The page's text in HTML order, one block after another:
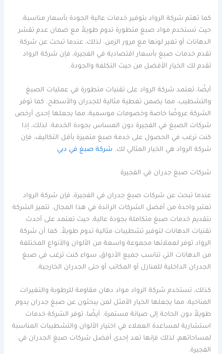
كما تهتم شركة الرواد بتوفير خدمات عالية الجودة بأسعار مناسبة،
حيث تستخدم مواد صبغ متطورة تدوم طويلاً مع ضمان عدم تقشر
الدهانات أو تغير لونها مع مرور الزمن. لذلك، عندما تبحث عن شركة
تقدم خدمات صبغ بأسعار اقتصادية في الفجيرة، فإن شركة الرواد
تقدم لك الخيار الأفضل من حيث التكلفة والجودة.
أيضًا، تعتمد شركة الرواد على تقنيات متطورة في عمليات الصبغ
والتشطيب، مما يضمن تغطية مثالية للجدران والأسطح. كما توفر
الشركة عروضًا خاصة وخصومات موسمية، مما يجعلها إحدى أرخص
شركات الصبغ في الفجيرة دون المساس بجودة الخدمة. لذلك، إذا
كنت ترغب في الحصول على خدمة صبغ متميزة بأقل التكاليف، فإن
شركة الرواد هي الخيار المثالي لك. شركة صبغ في دبي
شركات صبغ جدران في الفجيرة
عندما تبحث عن شركات صبغ جدران في الفجيرة، فإن شركة الرواد
تعتبر واحدة من أفضل الشركات الرائدة في هذا المجال. تتميز الشركة
بتقديم خدمات صبغ متكاملة بجودة عالية، حيث تعتمد على أحدث
تقنيات الدهانات لتوفير تشطيبات مثالية تدوم طويلاً. كما أن شركة
الرواد توفر لعملائها مجموعة واسعة من الألوان والأنواع المختلفة
من الدهانات التي تناسب جميع الأذواق، سواء كنت ترغب في صبغ
الجدران الداخلية للمنازل أو المكاتب أو حتى الجدران الخارجية.
كذلك، تستخدم شركة الرواد مواد دهان مقاومة للرطوبة والتغيرات
المناخية، مما يجعلها الخيار الأمثل لمن يبحثون عن صبغ جدران يدوم
طويلاً دون الحاجة إلى صيانة مستمرة. أيضًا، توفر الشركة خدمات
استشارية لمساعدة العملاء في اختيار الألوان والتشطيبات المناسبة
لمساحاتهم، لذلك فإنها تعد إحدى أفضل شركات صبغ الجدران في
الفجيرة.